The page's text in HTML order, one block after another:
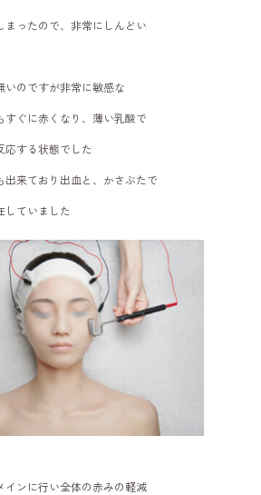
まったので、非常にしんどい
いのですが非常に敏感な
ぐに赤くなり、薄い乳酸で
応する状態でした
出来ており出血と、かさぶたで
していました
インに行い全体の赤みの軽減